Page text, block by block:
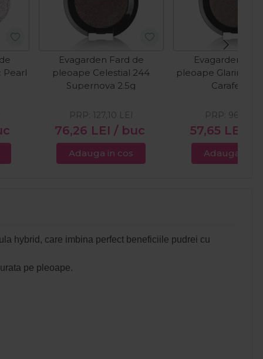
Pearl
Evagarden Fard de
pleoape Celestial 244
Supernova 2.5g
76,26 LEI / buc
PRP: 127,10 LEI
Adauga in cos
Evagarden
pleoape Glaring
Carafe 2.5g
57,65 LEI
PRP: 96,09
Adauga in
hybrid, care imbina perfect beneficiile pudrei cu
pe pleoape.